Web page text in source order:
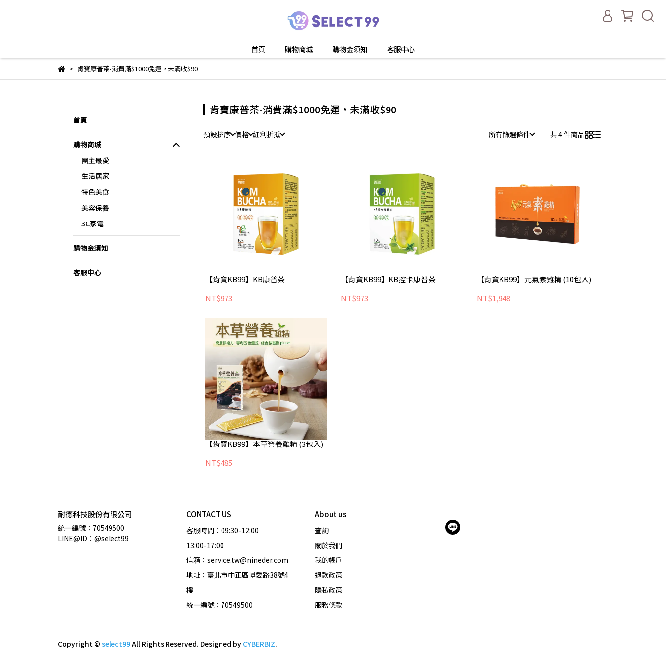
首頁 購物商城 購物金須知 客服中心
肯寶康普茶-消費滿$1000免運，未滿收$90
首頁
購物商城
團主最愛
生活居家
特色美食
美容保養
3C家電
購物金須知
客服中心
肯寶康普茶-消費滿$1000免運，未滿收$90
預設排序 價格 紅利折抵 所有篩選條件 共 4 件商品
【肯寶KB99】KB康普茶
NT$973
【肯寶KB99】KB控卡康普茶
NT$973
【肯寶KB99】元氣素雞精 (10包入)
NT$1,948
【肯寶KB99】本草營養雞精 (3包入)
NT$485
耐德科技股份有限公司
統一編號：70549500
LINE@ID：@select99
CONTACT US
客服時間：09:30-12:00
13:00-17:00
信箱：service.tw@nineder.com
地址：臺北市中正區博愛路38號4
樓
統一編號：70549500
About us
查詢
關於我們
我的帳戶
退款政策
隱私政策
服務條款
Copyright © select99All Rights Reserved. Designed by CYBERBIZ.